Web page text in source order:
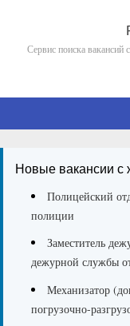
contentСервис поиска вакансий
Новые вакансии с
Полицейский
полиции
Заместитель
дежурной службы
Механизатор
погрузочно-